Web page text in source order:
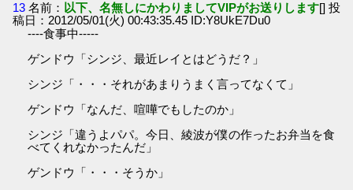
13 名前： 以下、名無しにかわりましてVIPがお送りします[] 投
稿日：2012/05/01(火) 00:43:35.45 ID:Y8UkE7Du0
----食事中-----
ゲンドウ「シンジ、最近レイとはどうだ？」
シンジ「・・・それがあまりうまく言ってなくて」
ゲンドウ「なんだ、喧嘩でもしたのか」
シンジ「違うよパパ。今日、綾波が僕の作ったお弁当を食
べてくれなかったんだ」
ゲンドウ「・・・そうか」